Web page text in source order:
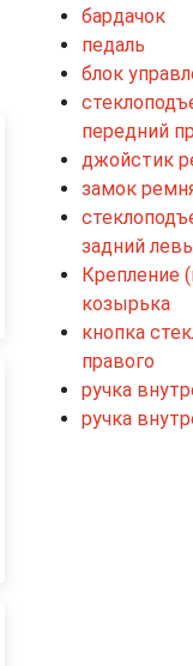
бардачок
педаль
блок
передний
джойстик
замок
задний
Крепление
козырька
кнопка
правого
ручка
ручка